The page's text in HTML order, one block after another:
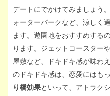
デートにでかけてみましょう
ォーターパークなど、涼しく
ます。遊園地をおすすめする
ります。ジェットコースター
屋敷など、ドキドキ感が味わ
のドキドキ感は、恋愛にはも
り橋効果といって、アトラク